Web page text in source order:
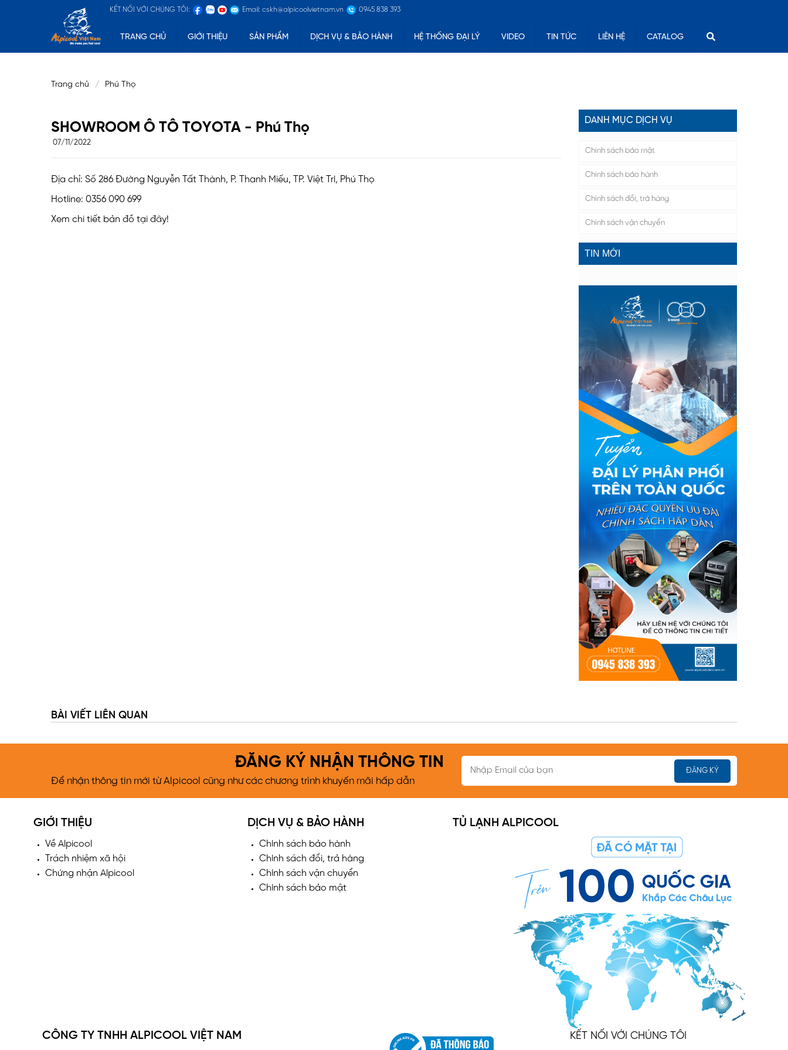
KẾT NỐI VỚI CHÚNG TÔI: Email: cskh@alpicoolvietnam.vn 0945 838 393
TRANG CHỦ GIỚI THIỆU SẢN PHẨM DỊCH VỤ & BẢO HÀNH HỆ THỐNG ĐẠI LÝ VIDEO TIN TỨC LIÊN HỆ CATALOG
Trang chủ Phú Thọ
SHOWROOM Ô TÔ TOYOTA - Phú Thọ
07/11/2022
Địa chỉ: Số 286 Đường Nguyễn Tất Thành, P. Thanh Miếu, TP. Việt Trì, Phú Thọ
Hotline: 0356 090 699
Xem chi tiết bản đồ tại đây!
DANH MỤC DỊCH VỤ
Chính sách bảo mật
Chính sách bảo hành
Chính sách đổi, trả hàng
Chính sách vận chuyển
TIN MỚI
BÀI VIẾT LIÊN QUAN
ĐĂNG KÝ NHẬN THÔNG TIN
Để nhận thông tin mới từ Alpicool cũng như các chương trình khuyến mãi hấp dẫn
ĐĂNG KÝ
GIỚI THIỆU
Về Alpicool
Trách nhiệm xã hội
Chứng nhận Alpicool
DỊCH VỤ & BẢO HÀNH
Chính sách bảo hành
Chính sách đổi, trả hàng
Chính sách vận chuyển
Chính sách bảo mật
TỦ LẠNH ALPICOOL
CÔNG TY TNHH ALPICOOL VIỆT NAM KẾT NỐI VỚI CHÚNG TÔI